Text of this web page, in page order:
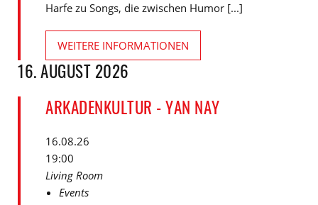
Harfe zu Songs, die zwischen Humor [...]
WEITERE INFORMATIONEN
16. AUGUST 2026
ARKADENKULTUR - YAN NAY
16.08.26
19:00
Living Room
Events